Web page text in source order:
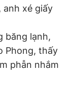
anh xé giấy
băng lạnh,
Phong, thấy
phẫn nhắm